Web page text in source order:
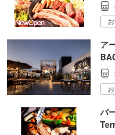
ア
バ